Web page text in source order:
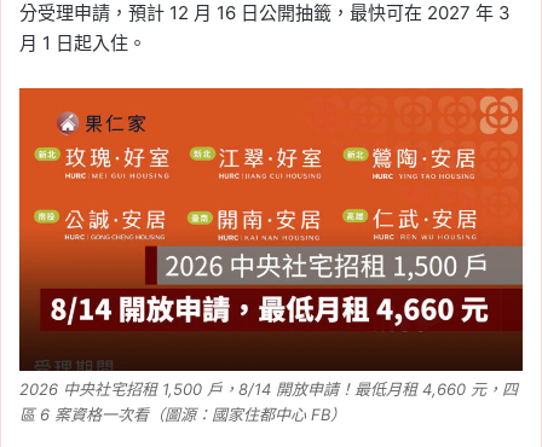
分受理申請，預計 12 月 16 日公開抽籤，最快可在 2027 年 3
月 1 日起入住。
2026 中央社宅招租 1,500 戶，8/14 開放申請！最低月租 4,660 元，四
區 6 案資格一次看（圖源：國家住都中心 FB）